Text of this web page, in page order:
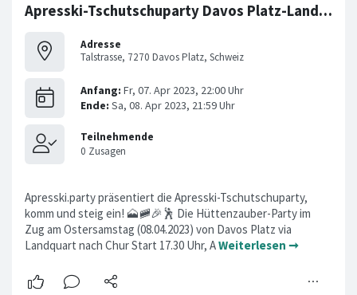
Apresski-Tschutschuparty Davos Platz-Landquart-Chur 08.04.23
Adresse
Talstrasse, 7270 Davos Platz, Schweiz
Apresski.party präsentiert die Apresski-Tschutschuparty,
komm und steig ein! 🗻🚞🎉🕺 Die Hüttenzauber-Party im
Zug am Ostersamstag (08.04.2023) von Davos Platz via
Landquart nach Chur Start 17.30 Uhr, AWeiterlesen ➞